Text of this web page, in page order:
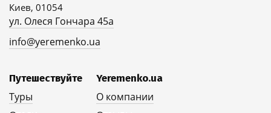
Киев, 01054
ул. Олеся Гончара 45а
info@yeremenko.ua
Путешествуйте
Туры
Yeremenko.ua
О компании